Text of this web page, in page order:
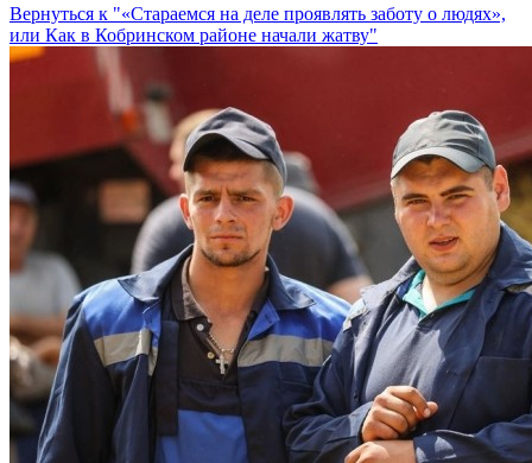
Вернуться к "«Стараемся на деле проявлять заботу о людях»,
или Как в Кобринском районе начали жатву"